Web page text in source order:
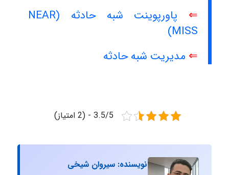
⇐
پاورپوینت شبه حادثه (NEAR
MISS)
⇐ مدیریت شبه حادثه
3.5/5 - (2 امتیاز)
نویسنده: سیروان شیخی